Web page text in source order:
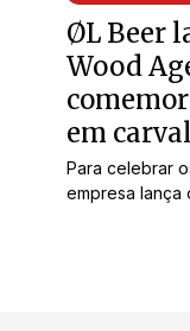
ØL Beer
Wood
em
Para celebrar
empresa lança